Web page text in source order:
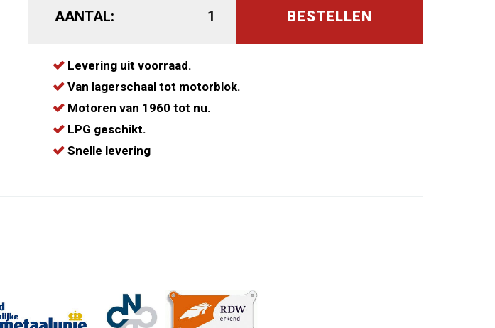
AANTAL: BESTELLEN
Levering uit voorraad.
Van lagerschaal tot motorblok.
Motoren van 1960 tot nu.
LPG geschikt.
Snelle levering